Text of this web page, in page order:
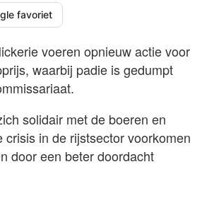
favoriet
voeren opnieuw actie voor
waarbij padie is gedumpt
solidair met de boeren en
crisis in de rijstsector voorkomen
door een beter doordacht